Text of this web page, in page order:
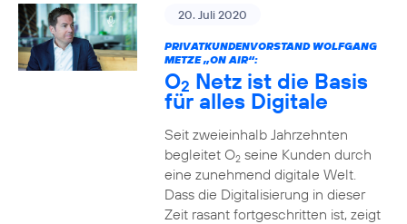
20. Juli 2020
PRIVATKUNDENVORSTAND WOLFGANG
METZE „ON AIR“:
O2 Netz ist die Basis
für alles Digitale
Seit zweieinhalb Jahrzehnten
begleitet O2seine Kunden durch
eine zunehmend digitale Welt.
Dass die Digitalisierung in dieser
Zeit rasant fortgeschritten ist, zeigt